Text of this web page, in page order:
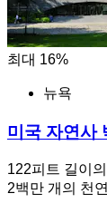
최대 16%
뉴욕
미국 자연사
122피트 길이
2백만 개의 천